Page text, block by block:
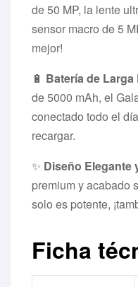
de 50 MP, la lente
sensor macro de 5
mejor!
🔋 Batería de
de 5000 mAh, el
conectado todo el
recargar.
✨ Diseño Elegante
premium y acabado
solo es potente,
Ficha